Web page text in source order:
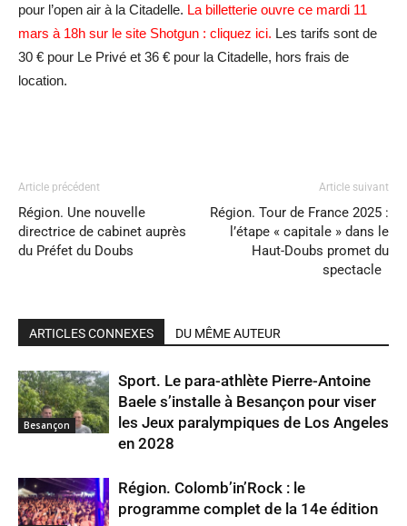
pour l’open air à la Citadelle. La billetterie ouvre ce mardi 11
mars à 18h sur le site Shotgun : cliquez ici. Les tarifs sont de
30 € pour Le Privé et 36 € pour la Citadelle, hors frais de
location.
Article précédent
Région. Une nouvelle
directrice de cabinet auprès
du Préfet du Doubs
Article suivant
Région. Tour de France 2025 :
l’étape « capitale » dans le
Haut-Doubs promet du
spectacle
ARTICLES CONNEXES DU MÊME AUTEUR
Besançon
Sport. Le para-athlète Pierre-Antoine
Baele s’installe à Besançon pour viser
les Jeux paralympiques de Los Angeles
en 2028
Région. Colomb’in’Rock : le
programme complet de la 14e édition